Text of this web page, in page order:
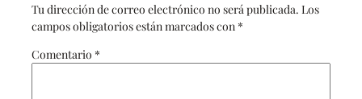
Tu dirección de correo electrónico no será publicada. Los
campos obligatorios están marcados con *
Comentario *